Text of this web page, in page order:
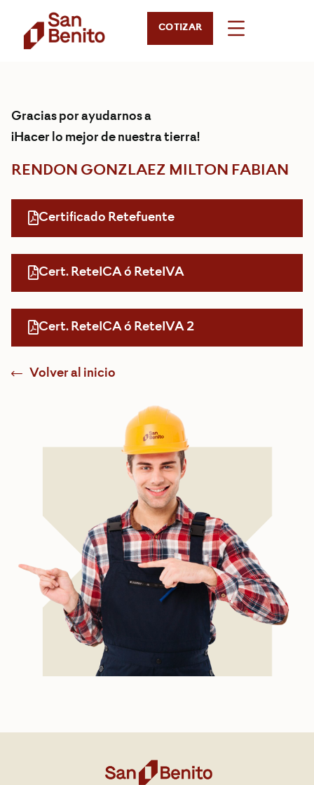
COTIZAR
Gracias por ayudarnos a
¡Hacer lo mejor de nuestra tierra!
RENDON GONZLAEZ MILTON FABIAN
Certificado Retefuente
Cert. ReteICA ó ReteIVA
Cert. ReteICA ó ReteIVA 2
Volver al inicio